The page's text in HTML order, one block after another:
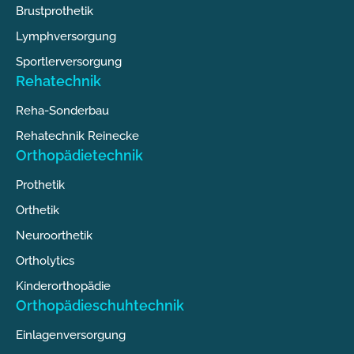
Brustprothetik
Lymphversorgung
Sportlerversorgung
Rehatechnik
Reha-Sonderbau
Rehatechnik Reinecke
Orthopädietechnik
Prothetik
Orthetik
Neuroorthetik
Ortholytics
Kinderorthopädie
Orthopädieschuhtechnik
Einlagenversorgung